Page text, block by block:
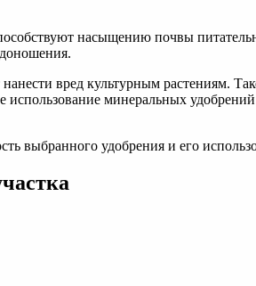
насыщению почвы
вред культурным растениям.
использование минеральных
выбранного удобрения и его